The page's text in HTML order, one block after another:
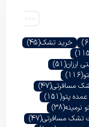
خرید تشک(45)
ارزان(51)
(116)
مسافرتی(47)
پتو(151)
نرمینه(38)
تشک مسافرتی(47)